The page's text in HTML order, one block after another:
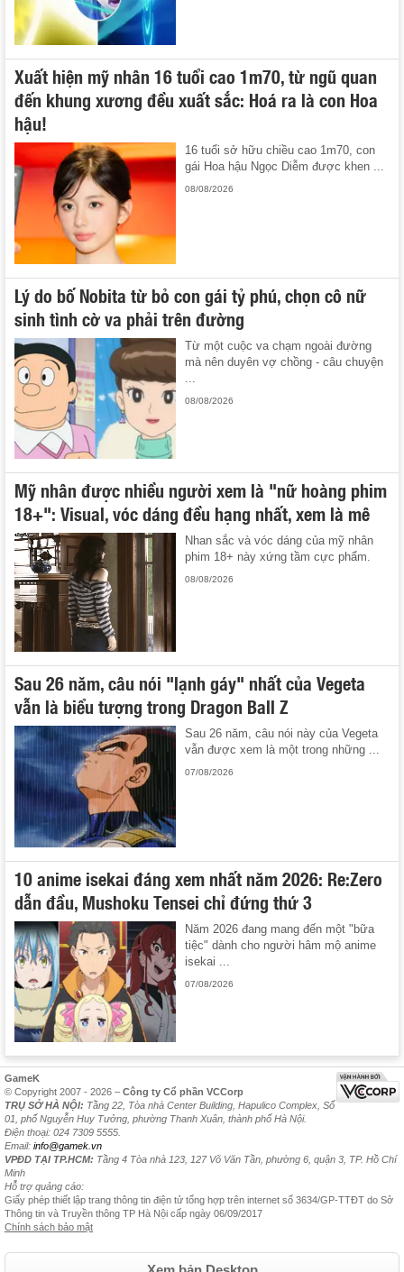
Xuất hiện mỹ nhân 16 tuổi cao 1m70, từ ngũ quan
đến khung xương đều xuất sắc: Hoá ra là con Hoa
hậu!
16 tuổi sở hữu chiều cao 1m70, con
gái Hoa hậu Ngọc Diễm được khen ...
08/08/2026
Lý do bố Nobita từ bỏ con gái tỷ phú, chọn cô nữ
sinh tình cờ va phải trên đường
Từ một cuộc va chạm ngoài đường
mà nên duyên vợ chồng - câu chuyện
08/08/2026
Mỹ nhân được nhiều người xem là "nữ hoàng phim
18+": Visual, vóc dáng đều hạng nhất, xem là mê
Nhan sắc và vóc dáng của mỹ nhân
phim 18+ này xứng tầm cực phẩm.
08/08/2026
Sau 26 năm, câu nói "lạnh gáy" nhất của Vegeta
vẫn là biểu tượng trong Dragon Ball Z
Sau 26 năm, câu nói này của Vegeta
vẫn được xem là một trong những ...
07/08/2026
10 anime isekai đáng xem nhất năm 2026: Re:Zero
dẫn đầu, Mushoku Tensei chỉ đứng thứ 3
Năm 2026 đang mang đến một "bữa
tiệc" dành cho người hâm mộ anime
isekai ...
07/08/2026
GameK
© Copyright 2007 - 2026 – Công ty Cổ phần VCCorp
TRỤ SỞ HÀ NỘI: Tầng 22, Tòa nhà Center Building, Hapulico Complex, Số
01, phố Nguyễn Huy Tưởng, phường Thanh Xuân, thành phố Hà Nội.
Điện thoại: 024 7309 5555.
Email: info@gamek.vn
VPĐD TẠI TP.HCM: Tầng 4 Tòa nhà 123, 127 Võ Văn Tần, phường 6, quận 3, TP. Hồ Chí
Minh
Hỗ trợ quảng cáo:
Giấy phép thiết lập trang thông tin điện tử tổng hợp trên internet số 3634/GP-TTĐT do Sở
Thông tin và Truyền thông TP Hà Nội cấp ngày 06/09/2017
Chính sách bảo mật